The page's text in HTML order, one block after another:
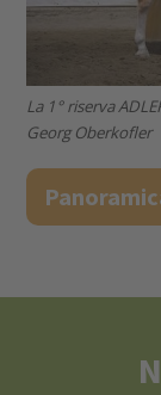
La 1° riserva
Georg Oberkofler